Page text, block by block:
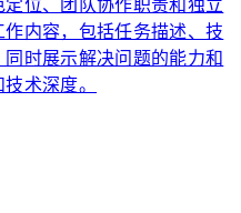
内容，包括任务描述、技
时展示解决问题的能力和
术深度。